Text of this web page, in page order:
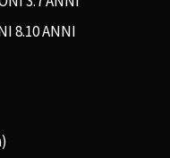
8.10 ANNI